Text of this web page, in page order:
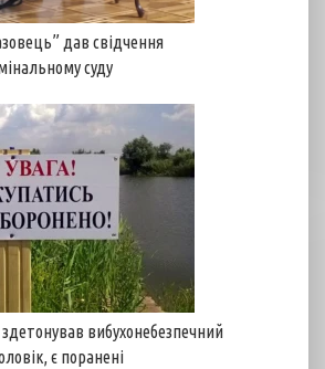
дав свідчення
суду
вибухонебезпечний
є поранені